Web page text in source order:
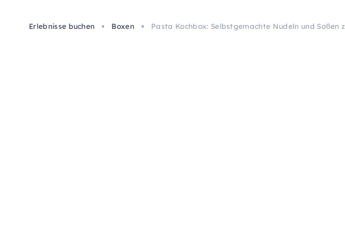
Erlebnisse buchen Boxen Pasta Kochbox: Selbstgemachte Nudeln und Soßen